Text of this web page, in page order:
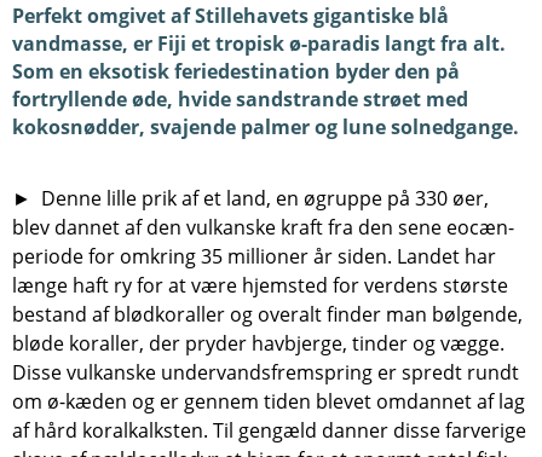
Perfekt omgivet af Stillehavets gigantiske blå
vandmasse, er Fiji et tropisk ø-paradis langt fra alt.
Som en eksotisk feriedestination byder den på
fortryllende øde, hvide sandstrande strøet med
kokosnødder, svajende palmer og lune solnedgange.
► Denne lille prik af et land, en øgruppe på 330 øer,
blev dannet af den vulkanske kraft fra den sene eocæn-
periode for omkring 35 millioner år siden. Landet har
længe haft ry for at være hjemsted for verdens største
bestand af blødkoraller og overalt finder man bølgende,
bløde koraller, der pryder havbjerge, tinder og vægge.
Disse vulkanske undervandsfremspring er spredt rundt
om ø-kæden og er gennem tiden blevet omdannet af lag
af hård koralkalksten. Til gengæld danner disse farverige